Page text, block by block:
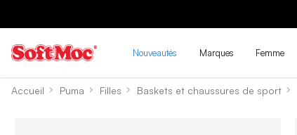
Nouveautés Marques Femme
Accueil Puma Filles Baskets et chaussures de sport